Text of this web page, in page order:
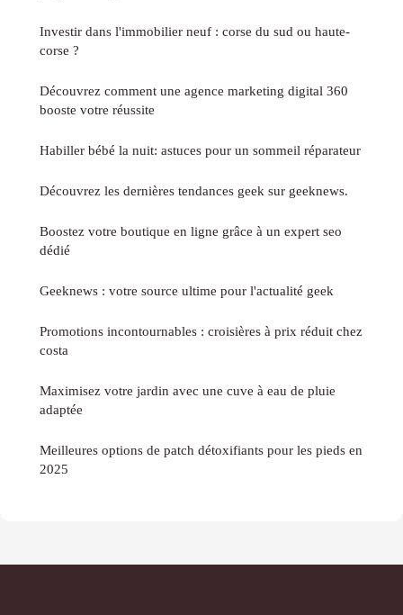
Investir dans l'immobilier neuf : corse du sud ou haute-
corse ?
Découvrez comment une agence marketing digital 360
booste votre réussite
Habiller bébé la nuit: astuces pour un sommeil réparateur
Découvrez les dernières tendances geek sur geeknews.
Boostez votre boutique en ligne grâce à un expert seo
dédié
Geeknews : votre source ultime pour l'actualité geek
Promotions incontournables : croisières à prix réduit chez
costa
Maximisez votre jardin avec une cuve à eau de pluie
adaptée
Meilleures options de patch détoxifiants pour les pieds en
2025